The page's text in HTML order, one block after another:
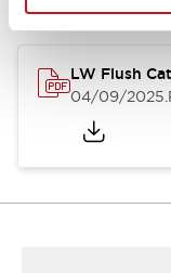
LW Flush
04/09/2025